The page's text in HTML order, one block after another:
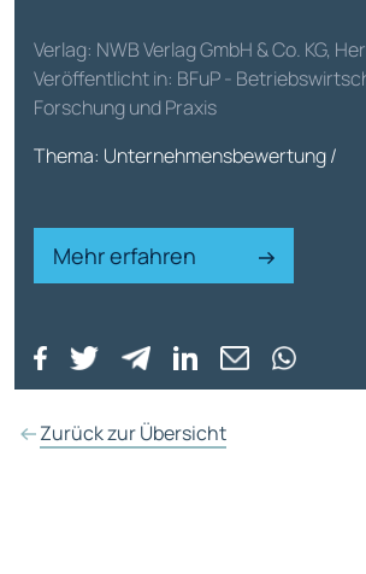
Verlag: NWB Verlag GmbH & Co. KG,
Veröffentlicht in: BFuP -
Forschung und Praxis
Thema: Unternehmensbewertung /
Mehr erfahren
Zurück zur Übersicht